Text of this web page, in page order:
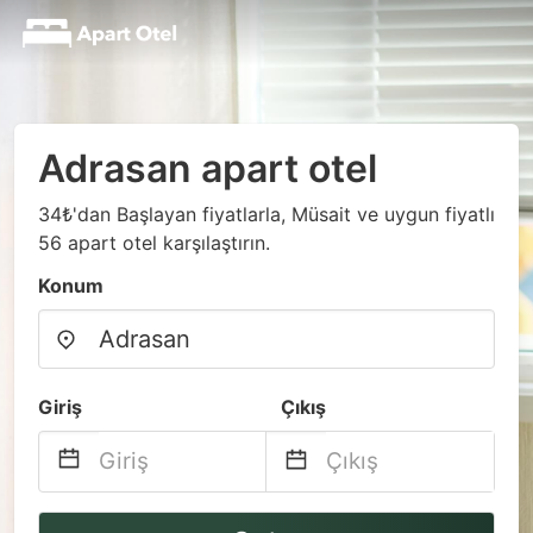
Adrasan apart otel
34₺'dan Başlayan fiyatlarla, Müsait ve uygun fiyatlı
56 apart otel karşılaştırın.
Konum
Giriş Çıkış
Navigate
Navigate